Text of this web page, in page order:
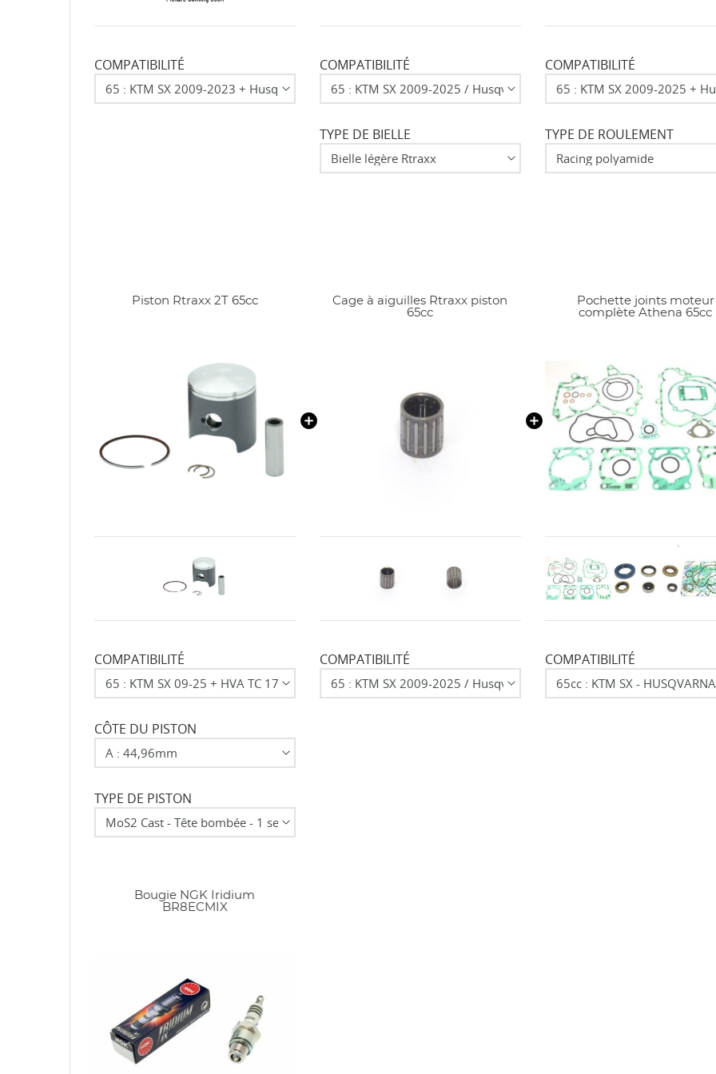
COMPATIBILITÉ COMPATIBILITÉ
TYPE DE BIELLE
COMPATIBILITÉ
TYPE DE ROULEMENT
Piston Rtraxx 2T 65cc
COMPATIBILITÉ
CÔTE DU PISTON
TYPE DE PISTON
Cage à aiguilles Rtraxx piston
65cc
COMPATIBILITÉ
Pochette joints moteur
complète Athena 65cc
COMPATIBILITÉ
Bougie NGK Iridium
BR8ECMIX
Annuler Créer une liste d'envies
Annuler Connexion